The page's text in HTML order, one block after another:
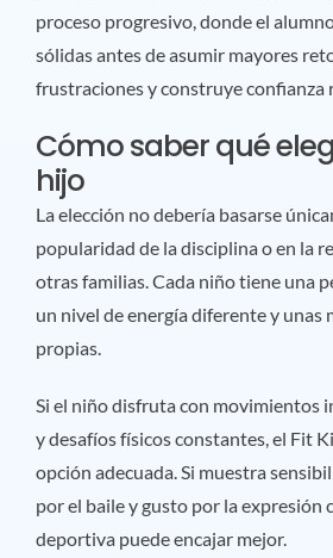
proceso progresivo, donde el
sólidas antes de asumir mayores
frustraciones y construye confianza
Cómo saber qué
hijo
La elección no debería basarse
popularidad de la disciplina o en la
otras familias. Cada niño tiene una
un nivel de energía diferente y unas
propias.
Si el niño disfruta con movimientos
y desafíos físicos constantes, el Fit
opción adecuada. Si muestra
por el baile y gusto por la expresión
deportiva puede encajar mejor.